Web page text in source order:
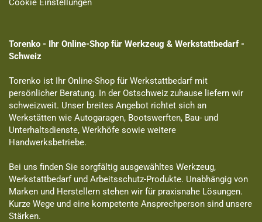
Torenko - Ihr Online-Shop für Werkzeug & Werkstattbedarf -
Schweiz
Torenko ist Ihr Online-Shop für Werkstattbedarf mit
persönlicher Beratung. In der Ostschweiz zuhause liefern wir
schweizweit. Unser breites Angebot richtet sich an
Werkstätten wie Autogaragen, Bootswerften, Bau- und
Unterhaltsdienste, Werkhöfe sowie weitere
Handwerksbetriebe.
Bei uns finden Sie sorgfältig ausgewähltes Werkzeug,
Werkstattbedarf und Arbeitsschutz-Produkte. Unabhängig von
Marken und Herstellern stehen wir für praxisnahe Lösungen.
Kurze Wege und eine kompetente Ansprechperson sind unsere
Stärken.